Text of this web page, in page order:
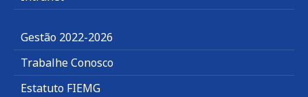
Gestão 2022-2026
Trabalhe Conosco
Estatuto FIEMG